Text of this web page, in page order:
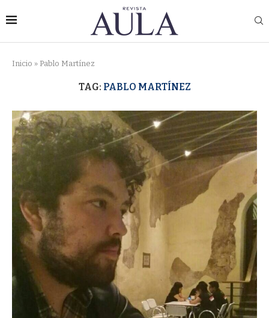
Inicio » Pablo Martínez
TAG: PABLO MARTÍNEZ